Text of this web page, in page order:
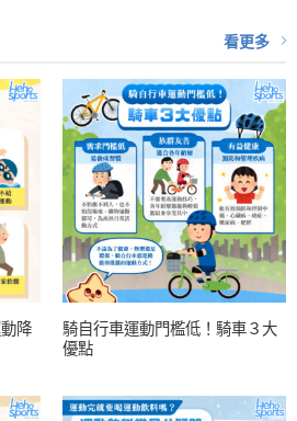
看更多
降
騎自行車運動門檻低！騎車３大
優點